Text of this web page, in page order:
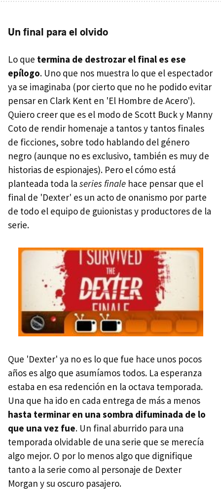
Un final para el olvido
Lo que termina de destrozar el final es ese
epílogo. Uno que nos muestra lo que el espectador
ya se imaginaba (por cierto que no he podido evitar
pensar en Clark Kent en 'El Hombre de Acero').
Quiero creer que es el modo de Scott Buck y Manny
Coto de rendir homenaje a tantos y tantos finales
de ficciones, sobre todo hablando del género
negro (aunque no es exclusivo, también es muy de
historias de espionajes). Pero el cómo está
planteada toda la series finale hace pensar que el
final de 'Dexter' es un acto de onanismo por parte
de todo el equipo de guionistas y productores de la
serie.
Que 'Dexter' ya no es lo que fue hace unos pocos
años es algo que asumíamos todos. La esperanza
estaba en esa redención en la octava temporada.
Una que ha ido en cada entrega de más a menos
hasta terminar en una sombra difuminada de lo
que una vez fue. Un final aburrido para una
temporada olvidable de una serie que se merecía
algo mejor. O por lo menos algo que dignifique
tanto a la serie como al personaje de Dexter
Morgan y su oscuro pasajero.